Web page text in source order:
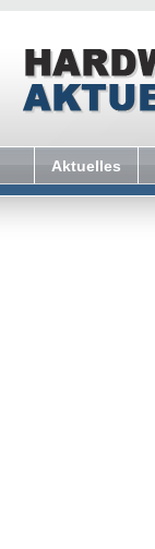
Aktuelles